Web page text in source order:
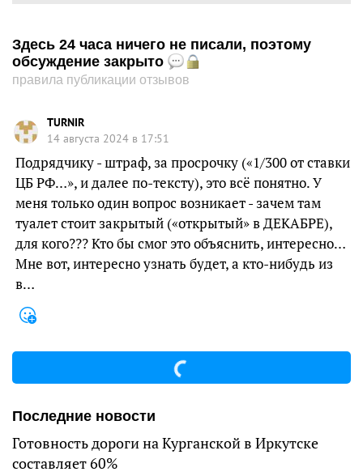
Здесь 24 часа ничего не писали, поэтому
обсуждение закрыто
правила публикации отзывов
TURNIR
14 августа 2024 в 17:51
Подрядчику - штраф, за просрочку («1/300 от ставки
ЦБ РФ…», и далее по-тексту), это всё понятно. У
меня только один вопрос возникает - зачем там
туалет стоит закрытый («открытый» в ДЕКАБРЕ),
для кого??? Кто бы смог это объяснить, интересно…
Мне вот, интересно узнать будет, а кто-нибудь из
в…
Последние новости
Готовность дороги на Курганской в Иркутске
составляет 60%